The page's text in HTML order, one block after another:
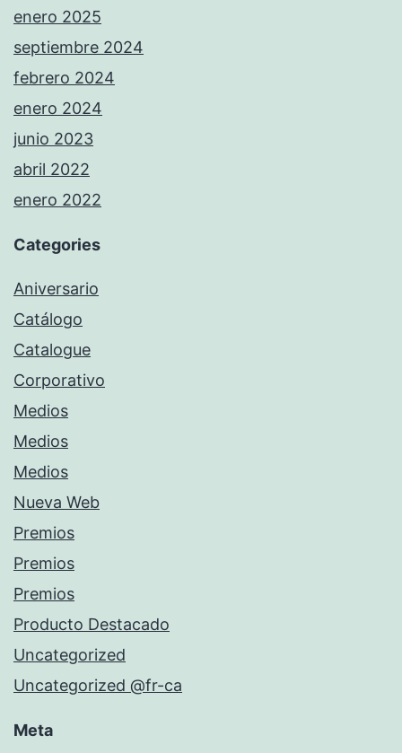
enero 2025
septiembre 2024
febrero 2024
enero 2024
junio 2023
abril 2022
enero 2022
Categories
Aniversario
Catálogo
Catalogue
Corporativo
Medios
Medios
Medios
Nueva Web
Premios
Premios
Premios
Producto Destacado
Uncategorized
Uncategorized @fr-ca
Meta